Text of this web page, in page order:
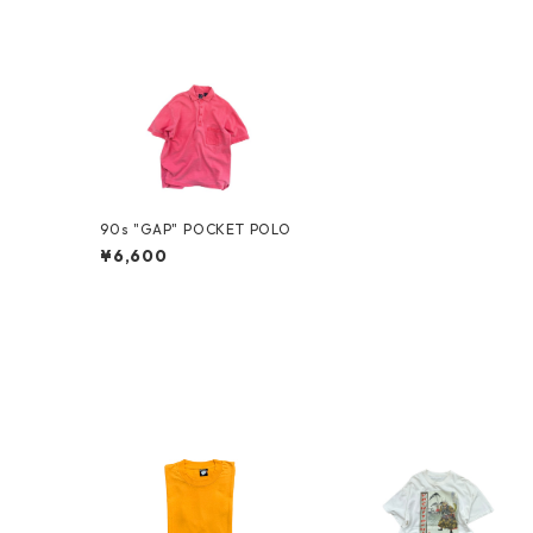
90s "GAP" POCKET POLO
¥6,600